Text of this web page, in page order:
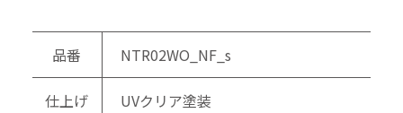
品番 NTR02WO_NF_s
仕上げ UVクリア塗装